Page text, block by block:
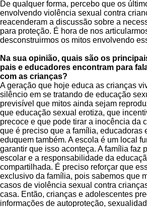
De qualquer forma, percebo que os
envolvendo violência sexual contra
reacenderam a discussão sobre a
para proteção. É hora de nos
desconstruirmos os mitos envolvendo
Na sua opinião, quais são os
pais e educadores encontram para
com as crianças?
A geração que hoje educa as crianças
silêncio em se tratando de educação
previsível que mitos ainda sejam
que educação sexual erotiza, que
precoce e que pode tirar a inocência da
que é preciso que a família, educadoras
eduquem também. A escola é um local
garantir que isso aconteça. A família faz
escolar e a responsabilidade da
compartilhada. É preciso reforçar que
exclusivo da família, pois sabemos que
casos de violência sexual contra
casa. Então, crianças e adolescentes
informações de autoproteção,